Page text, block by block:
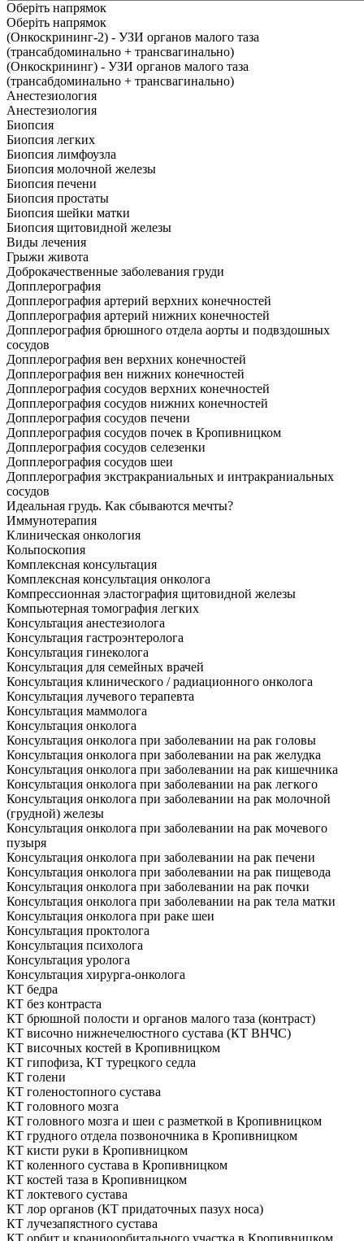
Оберіть напрямок
Оберіть напрямок
(Онкоскрининг-2) - УЗИ органов малого таза
(трансабдоминально + трансвагинально)
(Онкоскрининг) - УЗИ органов малого таза
(трансабдоминально + трансвагинально)
Анестезиология
Анестезиология
Биопсия
Биопсия легких
Биопсия лимфоузла
Биопсия молочной железы
Биопсия печени
Биопсия простаты
Биопсия шейки матки
Биопсия щитовидной железы
Виды лечения
Грыжи живота
Доброкачественные заболевания груди
Допплерография
Допплерография артерий верхних конечностей
Допплерография артерий нижних конечностей
Допплерография брюшного отдела аорты и подвздошных
сосудов
Допплерография вен верхних конечностей
Допплерография вен нижних конечностей
Допплерография сосудов верхних конечностей
Допплерография сосудов нижних конечностей
Допплерография сосудов печени
Допплерография сосудов почек в Кропивницком
Допплерография сосудов селезенки
Допплерография сосудов шеи
Допплерография экстракраниальных и интракраниальных
сосудов
Идеальная грудь. Как сбываются мечты?
Иммунотерапия
Клиническая онкология
Кольпоскопия
Комплексная консультация
Комплексная консультация онколога
Компрессионная эластография щитовидной железы
Компьютерная томография легких
Консультация анестезиолога
Консультация гастроэнтеролога
Консультация гинеколога
Консультация для семейных врачей
Консультация клинического / радиационного онколога
Консультация лучевого терапевта
Консультация маммолога
Консультация онколога
Консультация онколога при заболевании на рак головы
Консультация онколога при заболевании на рак желудка
Консультация онколога при заболевании на рак кишечника
Консультация онколога при заболевании на рак легкого
Консультация онколога при заболевании на рак молочной
(грудной) железы
Консультация онколога при заболевании на рак мочевого
пузыря
Консультация онколога при заболевании на рак печени
Консультация онколога при заболевании на рак пищевода
Консультация онколога при заболевании на рак почки
Консультация онколога при заболевании на рак тела матки
Консультация онколога при раке шеи
Консультация проктолога
Консультация психолога
Консультация уролога
Консультация хирурга-онколога
КТ бедра
КТ без контраста
КТ брюшной полости и органов малого таза (контраст)
КТ височно нижнечелюстного сустава (КТ ВНЧС)
КТ височных костей в Кропивницком
КТ гипофиза, КТ турецкого седла
КТ голени
КТ голеностопного сустава
КТ головного мозга
КТ головного мозга и шеи с разметкой в Кропивницком
КТ грудного отдела позвоночника в Кропивницком
КТ кисти руки в Кропивницком
КТ коленного сустава в Кропивницком
КТ костей таза в Кропивницком
КТ локтевого сустава
КТ лор органов (КТ придаточных пазух носа)
КТ лучезапястного сустава